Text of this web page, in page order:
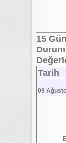
15
Tarih
09